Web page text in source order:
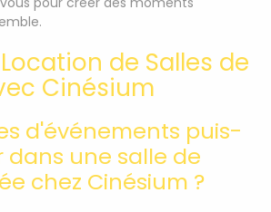
de Salles de
Cinésium
d'événements puis-
dans une salle de
chez Cinésium ?